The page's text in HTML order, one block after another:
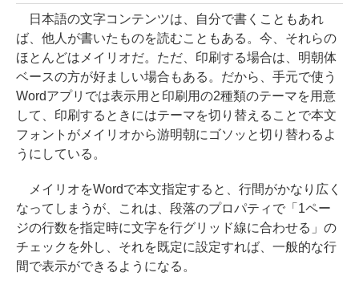
日本語の文字コンテンツは、自分で書くこともあれ
ば、他人が書いたものを読むこともある。今、それらの
ほとんどはメイリオだ。ただ、印刷する場合は、明朝体
ベースの方が好ましい場合もある。だから、手元で使う
Wordアプリでは表示用と印刷用の2種類のテーマを用意
して、印刷するときにはテーマを切り替えることで本文
フォントがメイリオから游明朝にゴソッと切り替わるよ
うにしている。
メイリオをWordで本文指定すると、行間がかなり広く
なってしまうが、これは、段落のプロパティで「1ペー
ジの行数を指定時に文字を行グリッド線に合わせる」の
チェックを外し、それを既定に設定すれば、一般的な行
間で表示ができるようになる。